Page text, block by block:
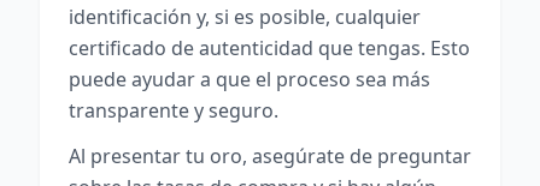
identificación y, si es posible, cualquier
certificado de autenticidad que tengas. Esto
puede ayudar a que el proceso sea más
transparente y seguro.
Al presentar tu oro, asegúrate de preguntar